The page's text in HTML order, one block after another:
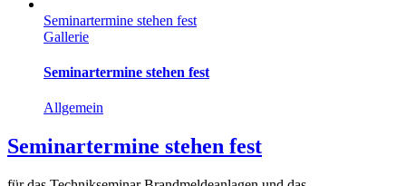
Seminartermine stehen fest
Gallerie
Seminartermine stehen fest
Allgemein
Seminartermine stehen fest